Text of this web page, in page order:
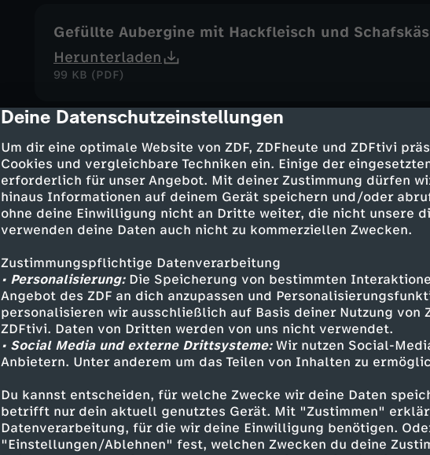
cmp-dialog-description
Deine Datenschutzeinstellungen
Um dir eine optimale Website von ZDF, ZDFheute und ZDFtivi
Cookies und vergleichbare Techniken ein. Einige der
erforderlich für unser Angebot. Mit deiner Zustimmung dürfen
hinaus Informationen auf deinem Gerät speichern und/oder
ohne deine Einwilligung nicht an Dritte weiter, die nicht unsere
verwenden deine Daten auch nicht zu kommerziellen Zwecken.
Zustimmungspflichtige Datenverarbeitung
• Personalisierung:Die Speicherung von bestimmten
Angebot des ZDF an dich anzupassen und
personalisieren wir ausschließlich auf Basis deiner Nutzung von
ZDFtivi. Daten von Dritten werden von uns nicht verwendet.
• Social Media und externe Drittsysteme:Wir nutzen Social-
Anbietern. Unter anderem um das Teilen von Inhalten zu
Du kannst entscheiden, für welche Zwecke wir deine Daten
betrifft nur dein aktuell genutztes Gerät. Mit "Zustimmen"
Datenverarbeitung, für die wir deine Einwilligung benötigen.
"Einstellungen/Ablehnen" fest, welchen Zwecken du deine
Gefüllte Aubergine mit Hackfleisch und
Herunterladen
99 KB (PDF)
Petersilien-Risotto mit Fenchelsalat
Herunterladen
204 KB (PDF)
Herunterladen
102 KB (PDF)
Köstliche Kirschgerichte: Süß und herzhaft
Herunterladen
213 KB (PDF)